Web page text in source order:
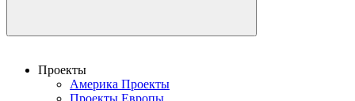
Проекты
Америка Проекты
Проекты Европы